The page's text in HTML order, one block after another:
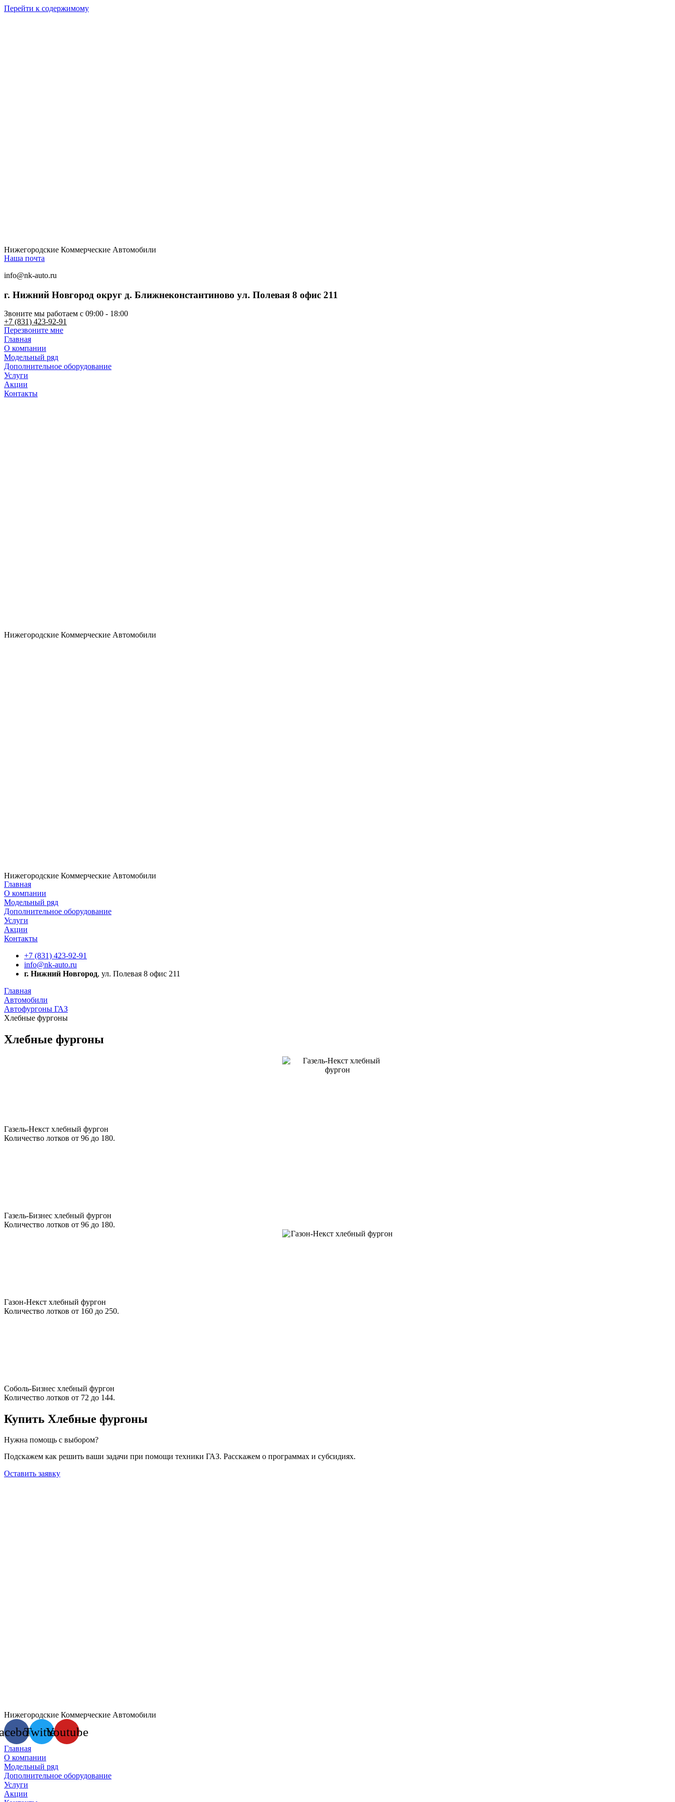
Перейти к содержимому
Нижегородские Коммерческие Автомобили
Наша почта
info@nk-auto.ru
г. Нижний Новгород округ д. Ближнеконстантиново ул. Полевая 8 офис 211
Звоните мы работаем c 09:00 - 18:00
+7 (831) 423-92-91
Перезвоните мне
Главная
О компании
Модельный ряд
Дополнительное оборудование
Услуги
Акции
Контакты
Нижегородские Коммерческие Автомобили
Нижегородские Коммерческие Автомобили
Главная
О компании
Модельный ряд
Дополнительное оборудование
Услуги
Акции
Контакты
+7 (831) 423-92-91
info@nk-auto.ru
г. Нижний Новгород, ул. Полевая 8 офис 211
Главная
Автомобили
Автофургоны ГАЗ
Хлебные фургоны
Хлебные фургоны
Газель-Некст хлебный фургон
Количество лотков от 96 до 180.
Газель-Бизнес хлебный фургон
Количество лотков от 96 до 180.
Газон-Некст хлебный фургон
Количество лотков от 160 до 250.
Соболь-Бизнес хлебный фургон
Количество лотков от 72 до 144.
Купить Хлебные фургоны
Нужна помощь с выбором?
Подскажем как решить ваши задачи при помощи техники ГАЗ. Расскажем о программах и субсидиях.
Оставить заявку
Нижегородские Коммерческие Автомобили
TwitterYoutube
Главная
О компании
Модельный ряд
Дополнительное оборудование
Услуги
Акции